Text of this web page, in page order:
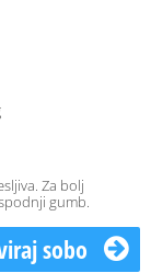
Za bolj
gumb.
sobo